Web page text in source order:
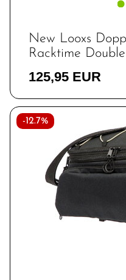
New Looxs
Racktime
125,95 EUR
-12.7%